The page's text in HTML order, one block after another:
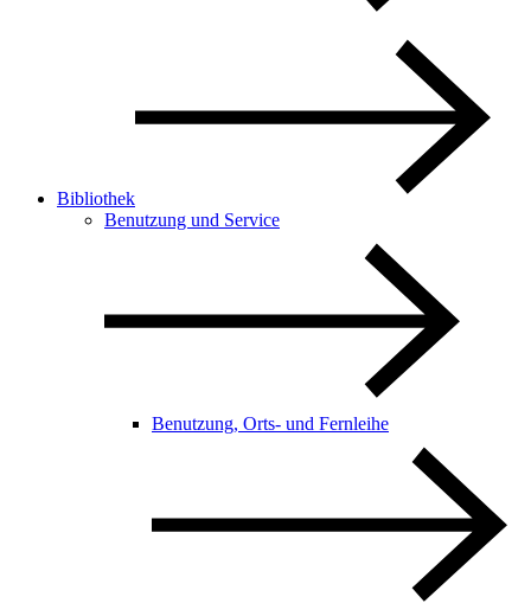
Bibliothek
Benutzung und Service
Benutzung, Orts- und Fernleihe